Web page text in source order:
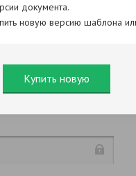
документа.
новую версию шаблона
Купить новую